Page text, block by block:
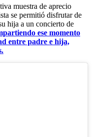
muestra de aprecio
se permitió disfrutar de
hija a un concierto de
ese momento
entre padre e hija,